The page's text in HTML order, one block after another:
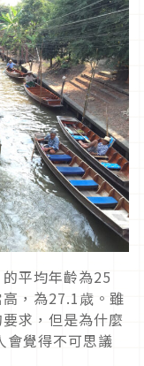
平均年齡為25
，為27.1歳。雖
求，但是為什麼
會覺得不可思議